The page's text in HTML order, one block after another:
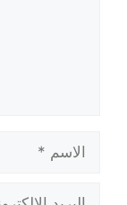
الاسم
البريد